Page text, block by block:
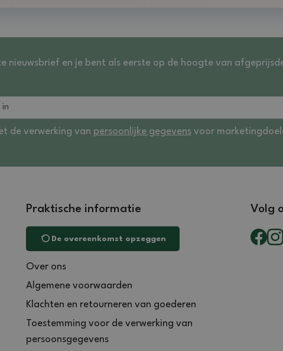
nieuwsbrief en je bent als eerste op de hoogte van
de verwerking van persoonlijke gegevensvoor
Praktische informatie
De overeenkomst opzeggen
Over ons
Algemene voorwaarden
Klachten en retourneren van goederen
Toestemming voor de verwerking van
persoonsgegevens
Volg